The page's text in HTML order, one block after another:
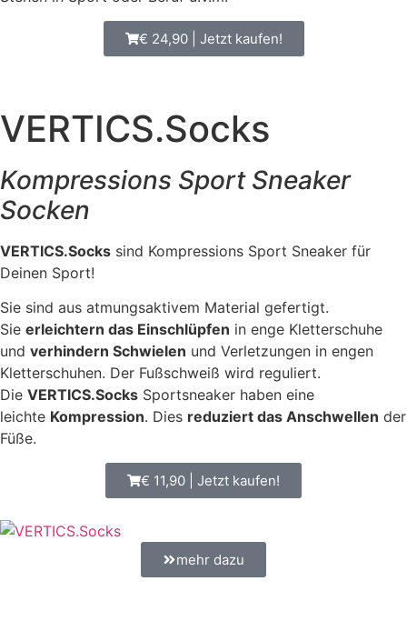
€ 24,90 | Jetzt kaufen!
VERTICS.Socks
Kompressions Sport Sneaker
Socken
VERTICS.Socks sind Kompressions Sport Sneaker für
Deinen Sport!
Sie sind aus atmungsaktivem Material gefertigt.
Sie erleichtern das Einschlüpfen in enge Kletterschuhe
und verhindern Schwielen und Verletzungen in engen
Kletterschuhen. Der Fußschweiß wird reguliert.
Die VERTICS.Socks Sportsneaker haben eine
leichte Kompression. Dies reduziert das Anschwellen der
Füße.
€ 11,90 | Jetzt kaufen!
mehr dazu